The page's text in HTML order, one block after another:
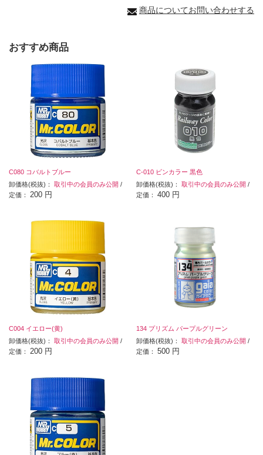
商品についてお問い合わせする
おすすめ商品
C080 コバルトブルー
卸価格(税抜)： 取引中の会員のみ公開 /
定価： 200 円
C-010 ビンカラー 黒色
卸価格(税抜)：取引中の会員のみ公開 /
定価：400 円
C004 イエロー(黄)
卸価格(税抜)： 取引中の会員のみ公開 /
定価： 200 円
134 プリズム パープルグリーン
卸価格(税抜)：取引中の会員のみ公開 /
定価：500 円